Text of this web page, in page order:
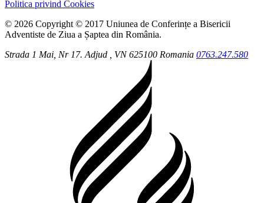
Politica privind Cookies
© 2026 Copyright © 2017 Uniunea de Conferințe a Bisericii
Adventiste de Ziua a Șaptea din România.
Strada 1 Mai, Nr 17.Adjud , VN 625100 Romania 0763.247.580